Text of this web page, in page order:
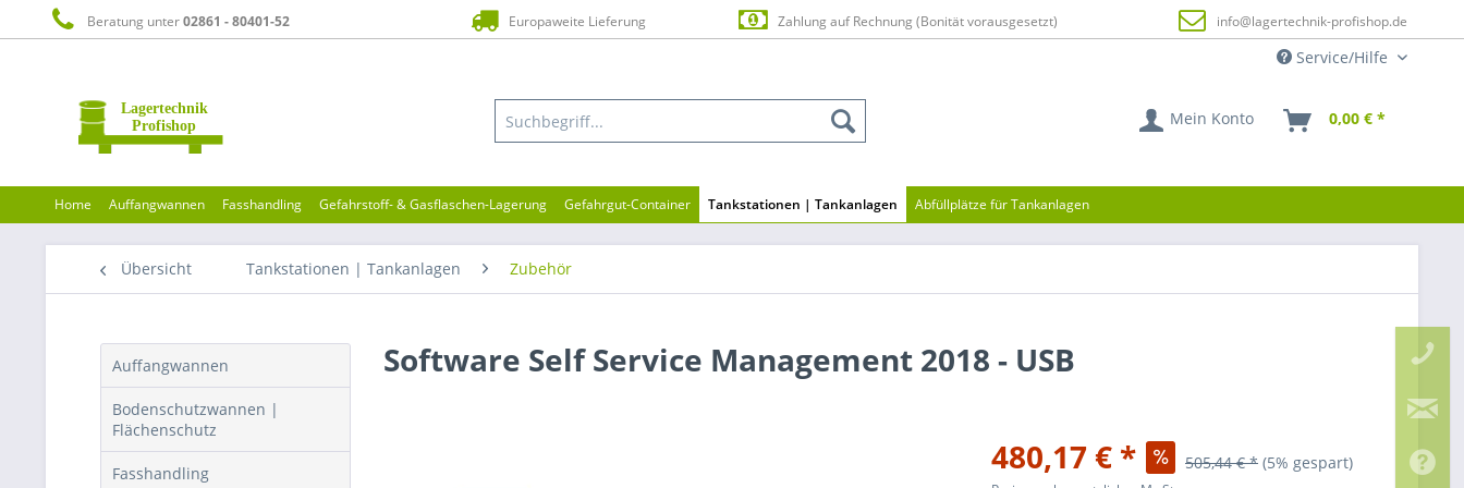
Beratung unter02861 - 80401-52 Europaweite Lieferung Zahlung auf Rechnung (Bonität vorausgesetzt) info@lagertechnik-profishop.de
Service/Hilfe
Mein Konto 0,00 € *
Home Auffangwannen Fasshandling Gefahrstoff- & Gasflaschen-Lagerung Gefahrgut-Container Tankstationen | Tankanlagen Abfüllplätze für Tankanlagen
Übersicht Tankstationen | Tankanlagen Zubehör
Auffangwannen
Bodenschutzwannen |
Flächenschutz
Fasshandling
Software Self Service Management 2018 - USB
480,17 € * 505,44 € * (5% gespart)